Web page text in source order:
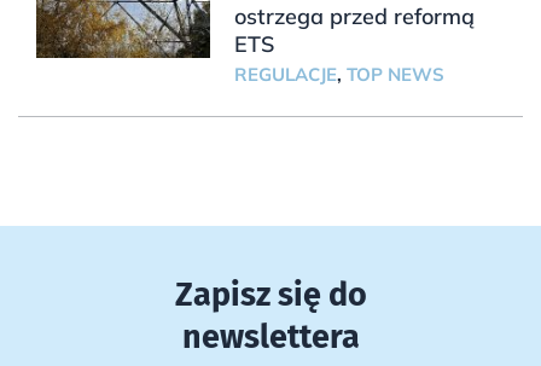
ostrzega przed reformą
ETS
REGULACJE, TOP NEWS
Zapisz się do
newslettera